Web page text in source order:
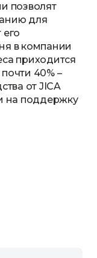
позволят
для
в компании
приходится
40% –
от JICA
на поддержку